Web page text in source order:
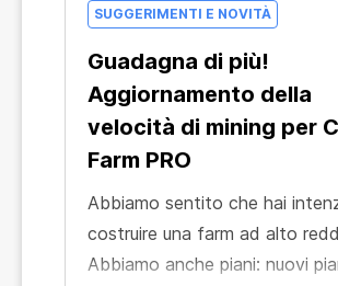
SUGGERIMENTI E NOVITÀ
Guadagna di più!
Aggiornamento della
velocità di mining per
Farm PRO
Abbiamo sentito che hai
costruire una farm ad alto
Abbiamo anche piani: nuovi